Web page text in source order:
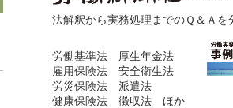
法解釈から実務処理までのＱ＆Ａを
労働基準法
厚生年金法
雇用保険法
安全衛生法
労災保険法
派遣法
健康保険法
徴収法 ほか